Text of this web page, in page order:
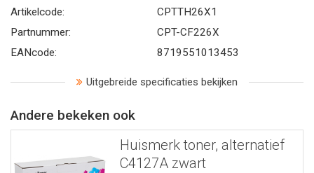
Artikelcode:
CPTTH26X1
Partnummer:
CPT-CF226X
EANcode:
8719551013453
Uitgebreide specificaties bekijken
Andere bekeken ook
Huismerk toner, alternatief
C4127A zwart